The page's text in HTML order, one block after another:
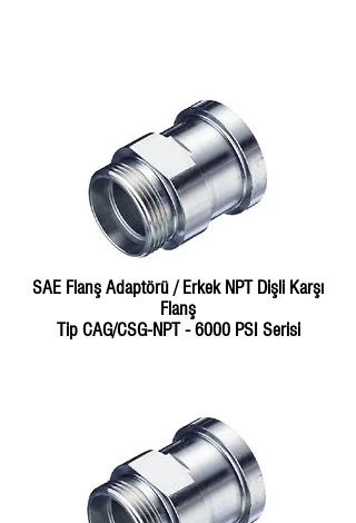
SAE Flanş Adaptörü / Erkek NPT Dişli Karşı
Flanş
Tip CAG/CSG-NPT - 6000 PSI Serisi